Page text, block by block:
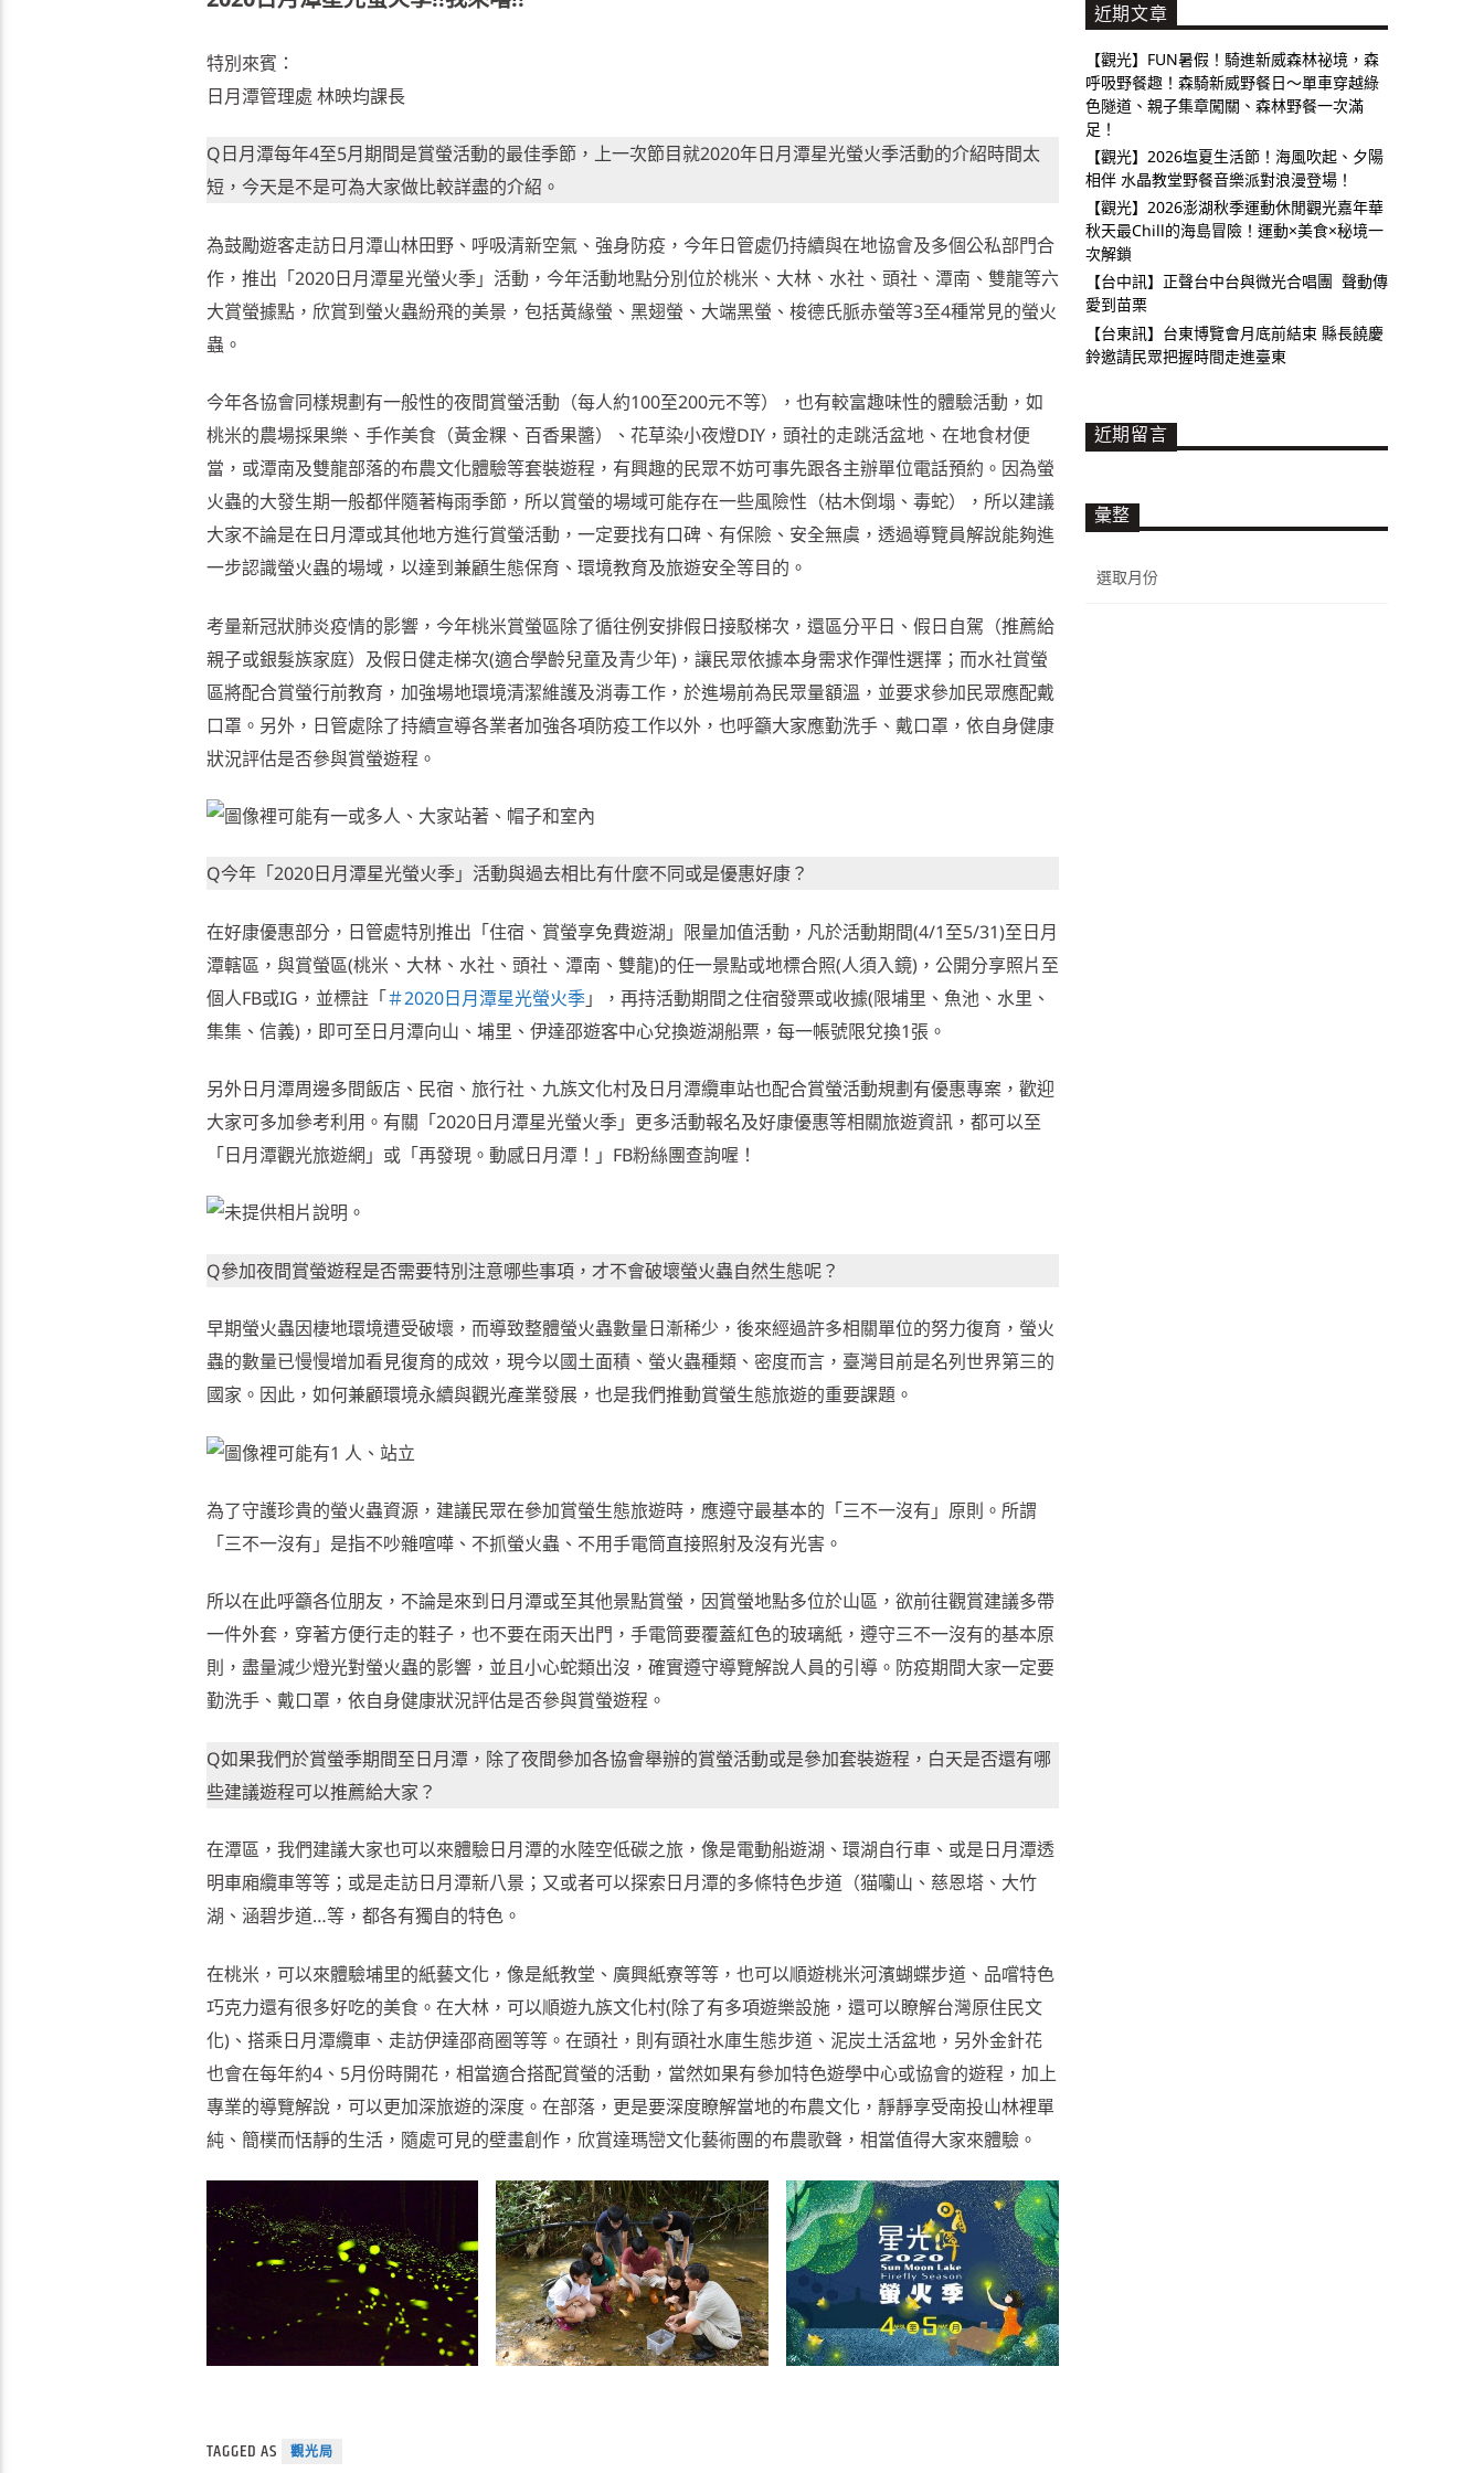
特別來賓：
日月潭管理處 林映均課長
Q日月潭每年4至5月期間是賞螢活動的最佳季節，上一次節目就2020年日月潭星光螢火季活動的介紹時間太
短，今天是不是可為大家做比較詳盡的介紹。
為鼓勵遊客走訪日月潭山林田野、呼吸清新空氣、強身防疫，今年日管處仍持續與在地協會及多個公私部門合
作，推出「2020日月潭星光螢火季」活動，今年活動地點分別位於桃米、大林、水社、頭社、潭南、雙龍等六
大賞螢據點，欣賞到螢火蟲紛飛的美景，包括黃緣螢、黑翅螢、大端黑螢、梭德氏脈赤螢等3至4種常見的螢火
蟲。
今年各協會同樣規劃有一般性的夜間賞螢活動（每人約100至200元不等），也有較富趣味性的體驗活動，如
桃米的農場採果樂、手作美食（黃金粿、百香果醬）、花草染小夜燈DIY，頭社的走跳活盆地、在地食材便
當，或潭南及雙龍部落的布農文化體驗等套裝遊程，有興趣的民眾不妨可事先跟各主辦單位電話預約。因為螢
火蟲的大發生期一般都伴隨著梅雨季節，所以賞螢的場域可能存在一些風險性（枯木倒塌、毒蛇），所以建議
大家不論是在日月潭或其他地方進行賞螢活動，一定要找有口碑、有保險、安全無虞，透過導覽員解說能夠進
一步認識螢火蟲的場域，以達到兼顧生態保育、環境教育及旅遊安全等目的。
考量新冠狀肺炎疫情的影響，今年桃米賞螢區除了循往例安排假日接駁梯次，還區分平日、假日自駕（推薦給
親子或銀髮族家庭）及假日健走梯次(適合學齡兒童及青少年)，讓民眾依據本身需求作彈性選擇；而水社賞螢
區將配合賞螢行前教育，加強場地環境清潔維護及消毒工作，於進場前為民眾量額溫，並要求參加民眾應配戴
口罩。另外，日管處除了持續宣導各業者加強各項防疫工作以外，也呼籲大家應勤洗手、戴口罩，依自身健康
狀況評估是否參與賞螢遊程。
Q今年「2020日月潭星光螢火季」活動與過去相比有什麼不同或是優惠好康？
在好康優惠部分，日管處特別推出「住宿、賞螢享免費遊湖」限量加值活動，凡於活動期間(4/1至5/31)至日月
潭轄區，與賞螢區(桃米、大林、水社、頭社、潭南、雙龍)的任一景點或地標合照(人須入鏡)，公開分享照片至
個人FB或IG，並標註「＃2020日月潭星光螢火季」，再持活動期間之住宿發票或收據(限埔里、魚池、水里、
集集、信義)，即可至日月潭向山、埔里、伊達邵遊客中心兌換遊湖船票，每一帳號限兌換1張。
另外日月潭周邊多間飯店、民宿、旅行社、九族文化村及日月潭纜車站也配合賞螢活動規劃有優惠專案，歡迎
大家可多加參考利用。有關「2020日月潭星光螢火季」更多活動報名及好康優惠等相關旅遊資訊，都可以至
「日月潭觀光旅遊網」或「再發現。動感日月潭！」FB粉絲團查詢喔！
Q參加夜間賞螢遊程是否需要特別注意哪些事項，才不會破壞螢火蟲自然生態呢？
早期螢火蟲因棲地環境遭受破壞，而導致整體螢火蟲數量日漸稀少，後來經過許多相關單位的努力復育，螢火
蟲的數量已慢慢增加看見復育的成效，現今以國土面積、螢火蟲種類、密度而言，臺灣目前是名列世界第三的
國家。因此，如何兼顧環境永續與觀光產業發展，也是我們推動賞螢生態旅遊的重要課題。
為了守護珍貴的螢火蟲資源，建議民眾在參加賞螢生態旅遊時，應遵守最基本的「三不一沒有」原則。所謂
「三不一沒有」是指不吵雜喧嘩、不抓螢火蟲、不用手電筒直接照射及沒有光害。
所以在此呼籲各位朋友，不論是來到日月潭或至其他景點賞螢，因賞螢地點多位於山區，欲前往觀賞建議多帶
一件外套，穿著方便行走的鞋子，也不要在雨天出門，手電筒要覆蓋紅色的玻璃紙，遵守三不一沒有的基本原
則，盡量減少燈光對螢火蟲的影響，並且小心蛇類出沒，確實遵守導覽解說人員的引導。防疫期間大家一定要
勤洗手、戴口罩，依自身健康狀況評估是否參與賞螢遊程。
Q如果我們於賞螢季期間至日月潭，除了夜間參加各協會舉辦的賞螢活動或是參加套裝遊程，白天是否還有哪
些建議遊程可以推薦給大家？
在潭區，我們建議大家也可以來體驗日月潭的水陸空低碳之旅，像是電動船遊湖、環湖自行車、或是日月潭透
明車廂纜車等等；或是走訪日月潭新八景；又或者可以探索日月潭的多條特色步道（猫囒山、慈恩塔、大竹
湖、涵碧步道…等，都各有獨自的特色。
在桃米，可以來體驗埔里的紙藝文化，像是紙教堂、廣興紙寮等等，也可以順遊桃米河濱蝴蝶步道、品嚐特色
巧克力還有很多好吃的美食。在大林，可以順遊九族文化村(除了有多項遊樂設施，還可以瞭解台灣原住民文
化)、搭乘日月潭纜車、走訪伊達邵商圈等等。在頭社，則有頭社水庫生態步道、泥炭土活盆地，另外金針花
也會在每年約4、5月份時開花，相當適合搭配賞螢的活動，當然如果有參加特色遊學中心或協會的遊程，加上
專業的導覽解說，可以更加深旅遊的深度。在部落，更是要深度瞭解當地的布農文化，靜靜享受南投山林裡單
純、簡樸而恬靜的生活，隨處可見的壁畫創作，欣賞達瑪巒文化藝術團的布農歌聲，相當值得大家來體驗。
TAGGED AS 觀光局
近期文章
【觀光】FUN暑假！騎進新威森林祕境，森
呼吸野餐趣！森騎新威野餐日～單車穿越綠
色隧道、親子集章闖關、森林野餐一次滿
足！
【觀光】2026塩夏生活節！海風吹起、夕陽
相伴 水晶教堂野餐音樂派對浪漫登場！
【觀光】2026澎湖秋季運動休閒觀光嘉年華
秋天最Chill的海島冒險！運動×美食×秘境一
次解鎖
【台中訊】正聲台中台與微光合唱團 聲動傳
愛到苗栗
【台東訊】台東博覽會月底前結束 縣長饒慶
鈴邀請民眾把握時間走進臺東
近期留言
彙整
整